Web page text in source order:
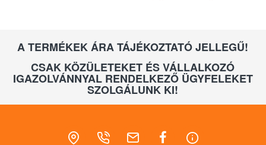
A TERMÉKEK ÁRA TÁJÉKOZTATÓ JELLEGŰ!
CSAK KÖZÜLETEKET ÉS VÁLLALKOZÓ
IGAZOLVÁNNYAL RENDELKEZŐ ÜGYFELEKET
SZOLGÁLUNK KI!